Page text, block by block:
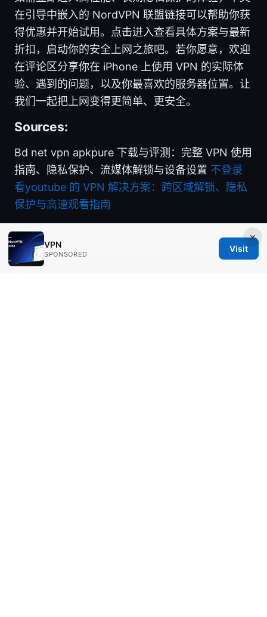
在引导中嵌入的 NordVPN 联盟链接可以帮助你获
得优惠并开始试用。点击进入查看具体方案与最新
折扣，启动你的安全上网之旅吧。若你愿意，欢迎
在评论区分享你在 iPhone 上使用 VPN 的实际体
验、遇到的问题，以及你最喜欢的服务器位置。让
我们一起把上网变得更简单、更安全。
Sources:
Bd net vpn apkpure 下载与评测：完整 VPN 使用
指南、隐私保护、流媒体解锁与设备设置 不登录
看youtube 的 VPN 解决方案：跨区域解锁、隐私
保护与高速观看指南
Vpn gratis para pc no roblox o guia completo
para jogar com seguranca e sem travamentos
×
VPN
SPONSORED
Visit